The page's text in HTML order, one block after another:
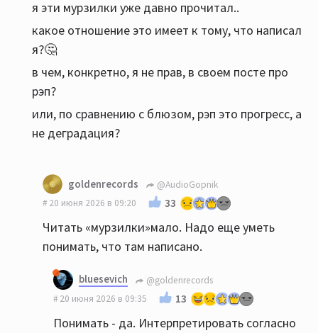
я эти мурзилки уже давно прочитал..
какое отношение это имеет к тому, что написал
я?🤔
в чем, конкретно, я не прав, в своем посте про
рэп?
или, по сравнению с блюзом, рэп это прогресс, а
не деградация?
goldenrecords
@AudioGopnik
20 июня 2026 в 09:20
33
Читать «мурзилки»мало. Надо еще уметь
понимать, что там написано.
bluesevich
@goldenrecords
20 июня 2026 в 09:35
13
Понимать - да. Интерпретировать согласно